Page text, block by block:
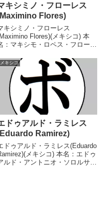
キシミノ・フローレス
Flores)
キシミノ・フローレス
Flores)(メキシコ) 本
：マキシモ・ロペス・フローレ
：メキシコ戦績：36戦26勝
敗2分2無効試合 【獲得
タイトル】IBO世界フライ級王
座 【戦...
メキシコ
ドゥアルド・ラミレス
Ramirez)
ドゥアルド・ラミレス(Eduardo
メキシコ) 本名：エドゥ
ルド・アントニオ・ソロルサ・